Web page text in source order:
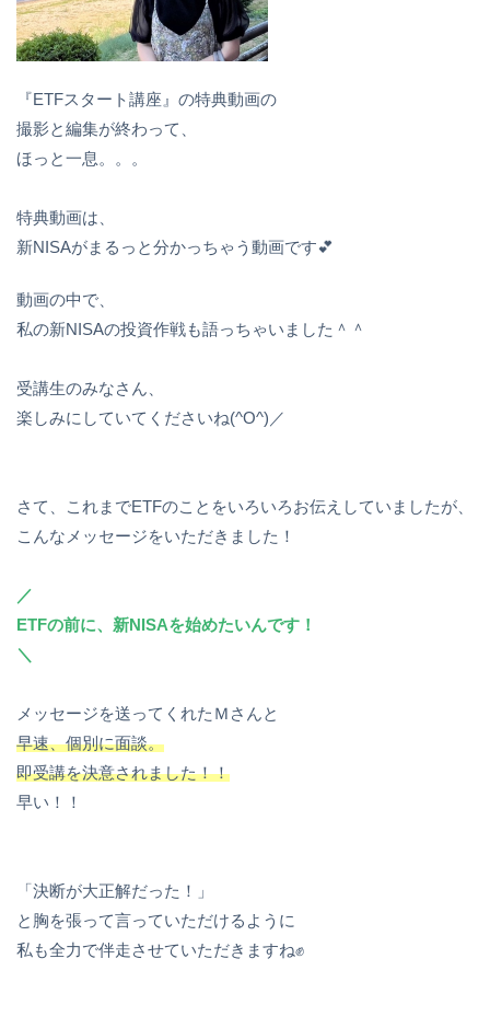
『ETFスタート講座』の特典動画の
撮影と編集が終わって、
ほっと一息。。。
特典動画は、
新NISAがまるっと分かっちゃう動画です💕
動画の中で、
私の新NISAの投資作戦も語っちゃいました＾＾
受講生のみなさん、
楽しみにしていてくださいね(^O^)／
さて、これまでETFのことをいろいろお伝えしていましたが、
こんなメッセージをいただきました！
／
ETFの前に、新NISAを始めたいんです！
＼
メッセージを送ってくれたＭさんと
早速、個別に面談。
即受講を決意されました！！
早い！！
「決断が大正解だった！」
と胸を張って言っていただけるように
私も全力で伴走させていただきますね✊